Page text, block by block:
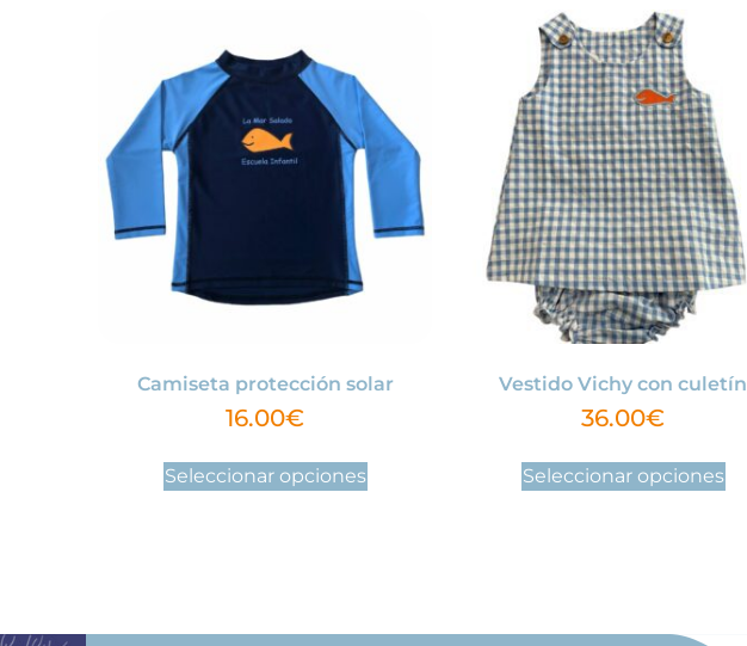
Camiseta protección solar
16.00€
Seleccionar opciones
Vestido Vichy con culetín
36.00€
Seleccionar opciones